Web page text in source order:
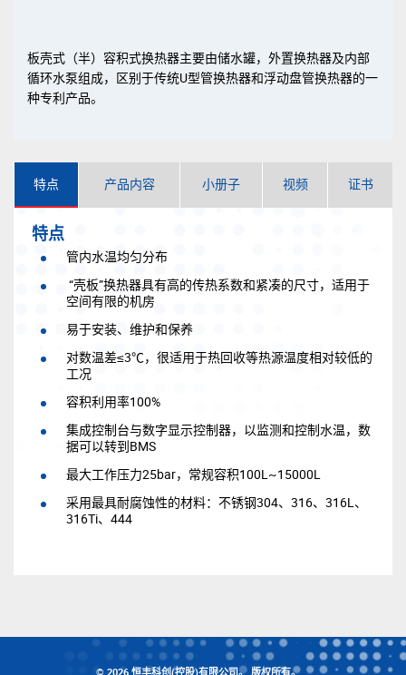
板壳式（半）容积式换热器主要由储水罐，外置换热器及内部
循环水泵组成，区别于传统U型管换热器和浮动盘管换热器的一
种专利产品。
特点 产品内容 小册子 视频 证书
特点
管内水温均匀分布
“壳板”换热器具有高的传热系数和紧凑的尺寸，适用于
空间有限的机房
易于安装、维护和保养
对数温差≤3℃，很适用于热回收等热源温度相对较低的
工况
容积利用率100%
集成控制台与数字显示控制器，以监测和控制水温，数
据可以转到BMS
最大工作压力25bar，常规容积100L~15000L
采用最具耐腐蚀性的材料：不锈钢304、316、316L、
316Ti、444
© 2026 恒丰科创(控股)有限公司。 版权所有。